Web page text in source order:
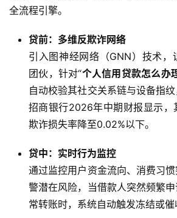
全流程引擎。
贷前：多维反欺诈网络
引入图神经网络（GNN）技术，
团伙，针对“个人信用贷款怎么办
自动校验其社交关系链与设备指
招商银行2026年中期财报显示，
欺诈损失率降至0.02%以下。
贷中：实时行为监控
通过监控用户资金流向、消费习
警潜在风险，当借款人突然频繁
常转账时，系统自动触发冻结或催